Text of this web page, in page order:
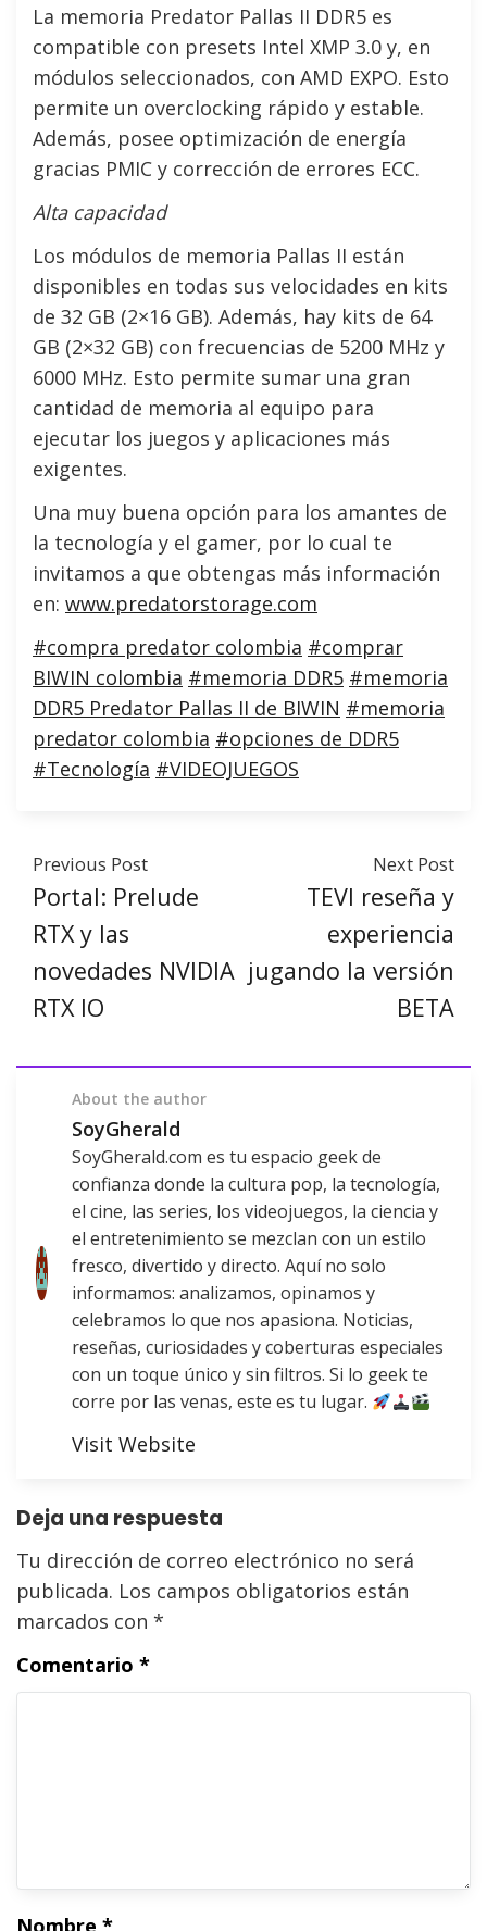
La memoria Predator Pallas II DDR5 es
compatible con presets Intel XMP 3.0 y, en
módulos seleccionados, con AMD EXPO. Esto
permite un overclocking rápido y estable.
Además, posee optimización de energía
gracias PMIC y corrección de errores ECC.
Alta capacidad
Los módulos de memoria Pallas II están
disponibles en todas sus velocidades en kits
de 32 GB (2×16 GB). Además, hay kits de 64
GB (2×32 GB) con frecuencias de 5200 MHz y
6000 MHz. Esto permite sumar una gran
cantidad de memoria al equipo para
ejecutar los juegos y aplicaciones más
exigentes.
Una muy buena opción para los amantes de
la tecnología y el gamer, por lo cual te
invitamos a que obtengas más información
en: www.predatorstorage.com
#compra predator colombia #comprar
BIWIN colombia #memoria DDR5 #memoria
DDR5 Predator Pallas II de BIWIN #memoria
predator colombia #opciones de DDR5
#Tecnología #VIDEOJUEGOS
Previous Post
Portal: Prelude
RTX y las
novedades NVIDIA
RTX IO
Next Post
TEVI reseña y
experiencia
jugando la versión
BETA
About the author
SoyGherald
SoyGherald.com es tu espacio geek de
confianza donde la cultura pop, la tecnología,
el cine, las series, los videojuegos, la ciencia y
el entretenimiento se mezclan con un estilo
fresco, divertido y directo. Aquí no solo
informamos: analizamos, opinamos y
celebramos lo que nos apasiona. Noticias,
reseñas, curiosidades y coberturas especiales
con un toque único y sin filtros. Si lo geek te
corre por las venas, este es tu lugar.
Visit Website
Deja una respuesta
Tu dirección de correo electrónico no será
publicada. Los campos obligatorios están
marcados con *
Comentario *
Nombre *